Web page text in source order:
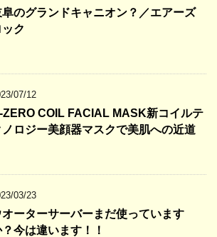
阜のグランドキャニオン？／エアーズ
ック
07/12
ZERO COIL FACIAL MASK新コイルテ
ノロジー美顔器マスクで美肌への近道
03/23
オーターサーバーまだ使っています
今は違います！！